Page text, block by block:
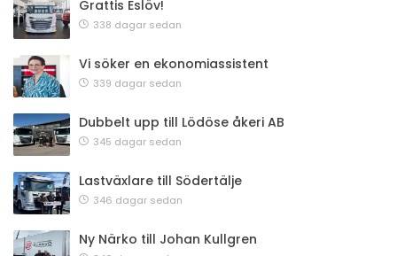
Grattis Eslöv!
338 dagar sedan
Vi söker en ekonomiassistent
339 dagar sedan
Dubbelt upp till Lödöse åkeri AB
345 dagar sedan
Lastväxlare till Södertälje
346 dagar sedan
Ny Närko till Johan Kullgren